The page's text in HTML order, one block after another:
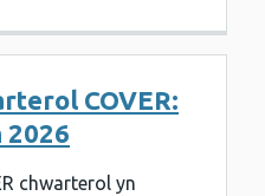
COVER:
2026
chwarterol yn